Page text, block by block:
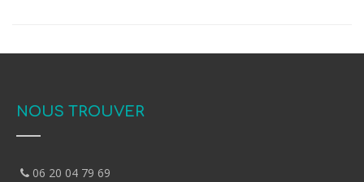
NOUS TROUVER
06 20 04 79 69